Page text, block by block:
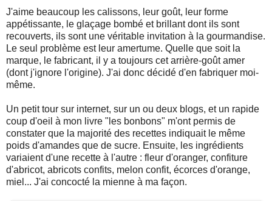
J'aime beaucoup les calissons, leur goût, leur forme
appétissante, le glaçage bombé et brillant dont ils sont
recouverts, ils sont une véritable invitation à la gourmandise.
Le seul problème est leur amertume. Quelle que soit la
marque, le fabricant, il y a toujours cet arrière-goût amer
(dont j'ignore l'origine). J'ai donc décidé d'en fabriquer moi-
même.
Un petit tour sur internet, sur un ou deux blogs, et un rapide
coup d'oeil à mon livre "les bonbons" m'ont permis de
constater que la majorité des recettes indiquait le même
poids d'amandes que de sucre. Ensuite, les ingrédients
variaient d'une recette à l'autre : fleur d'oranger, confiture
d'abricot, abricots confits, melon confit, écorces d'orange,
miel... J'ai concocté la mienne à ma façon.